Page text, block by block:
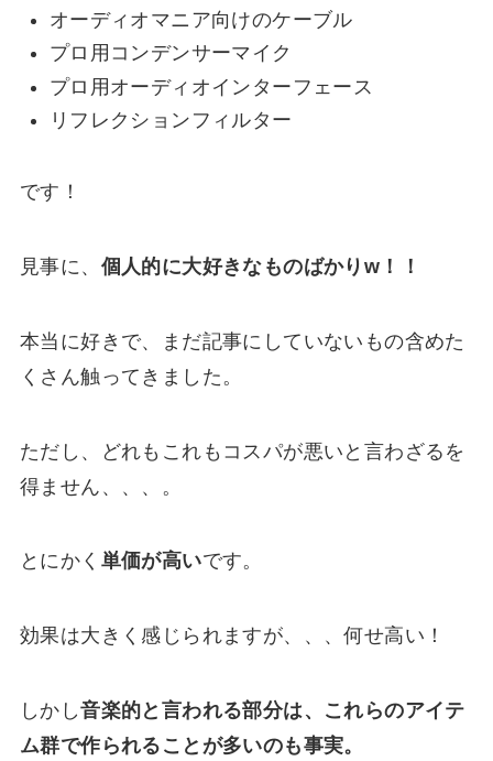
オーディオマニア向けのケーブル
プロ用コンデンサーマイク
プロ用オーディオインターフェース
リフレクションフィルター
です！
見事に、 個人的に大好きなものばかりw！！
本当に好きで、まだ記事にしていないもの含めた
くさん触ってきました。
ただし、どれもこれもコスパが悪いと言わざるを
得ません、、、。
とにかく 単価が高いです。
効果は大きく感じられますが、、、何せ高い！
しかし音楽的と言われる部分は、これらのアイテ
ム群で作られることが多いのも事実。